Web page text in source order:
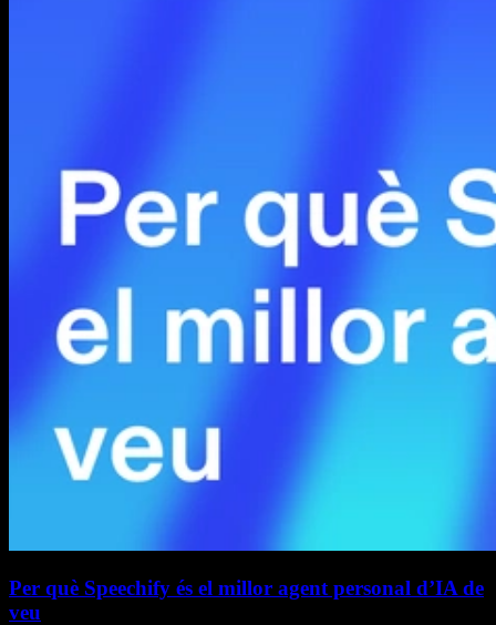
Per què Speechify és el millor agent personal d’IA de
veu